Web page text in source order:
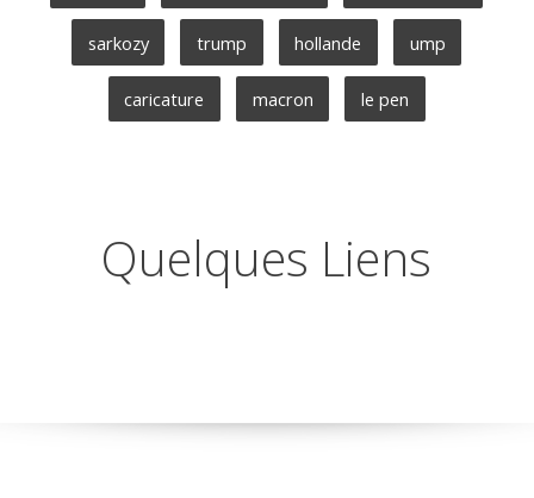
sarkozy trump hollande ump
caricature macron le pen
Quelques Liens